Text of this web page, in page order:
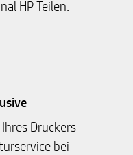
HP Teilen.
Druckers
bei